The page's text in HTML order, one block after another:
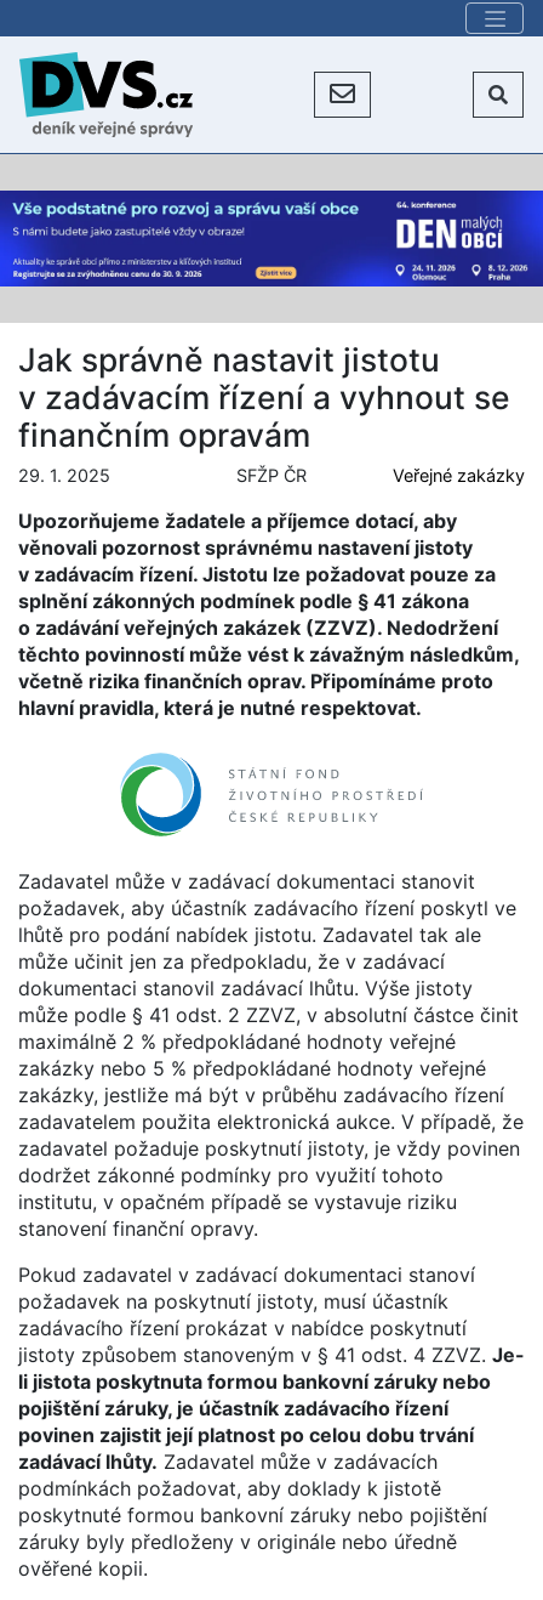
Jak správně nastavit jistotu
v zadávacím řízení a vyhnout se
finančním opravám
29. 1. 2025 SFŽP ČR Veřejné zakázky
Upozorňujeme žadatele a příjemce dotací, aby
věnovali pozornost správnému nastavení jistoty
v zadávacím řízení. Jistotu lze požadovat pouze za
splnění zákonných podmínek podle § 41 zákona
o zadávání veřejných zakázek (ZZVZ). Nedodržení
těchto povinností může vést k závažným následkům,
včetně rizika finančních oprav. Připomínáme proto
hlavní pravidla, která je nutné respektovat.
Zadavatel může v zadávací dokumentaci stanovit
požadavek, aby účastník zadávacího řízení poskytl ve
lhůtě pro podání nabídek jistotu. Zadavatel tak ale
může učinit jen za předpokladu, že v zadávací
dokumentaci stanovil zadávací lhůtu. Výše jistoty
může podle § 41 odst. 2 ZZVZ, v absolutní částce činit
maximálně 2 % předpokládané hodnoty veřejné
zakázky nebo 5 % předpokládané hodnoty veřejné
zakázky, jestliže má být v průběhu zadávacího řízení
zadavatelem použita elektronická aukce. V případě, že
zadavatel požaduje poskytnutí jistoty, je vždy povinen
dodržet zákonné podmínky pro využití tohoto
institutu, v opačném případě se vystavuje riziku
stanovení finanční opravy.
Pokud zadavatel v zadávací dokumentaci stanoví
požadavek na poskytnutí jistoty, musí účastník
zadávacího řízení prokázat v nabídce poskytnutí
jistoty způsobem stanoveným v § 41 odst. 4 ZZVZ. Je-
li jistota poskytnuta formou bankovní záruky nebo
pojištění záruky, je účastník zadávacího řízení
povinen zajistit její platnost po celou dobu trvání
zadávací lhůty. Zadavatel může v zadávacích
podmínkách požadovat, aby doklady k jistotě
poskytnuté formou bankovní záruky nebo pojištění
záruky byly předloženy v originále nebo úředně
ověřené kopii.